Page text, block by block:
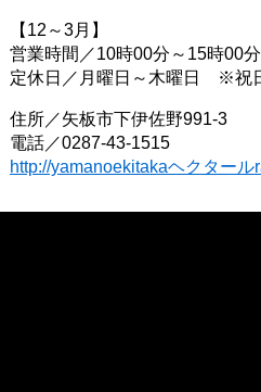
【12～3月】
営業時間／10時00分～15時00分
定休日／月曜日～木曜日 ※祝
住所／矢板市下伊佐野991-3
電話／0287-43-1515
http://yamanoekitakaヘクタール